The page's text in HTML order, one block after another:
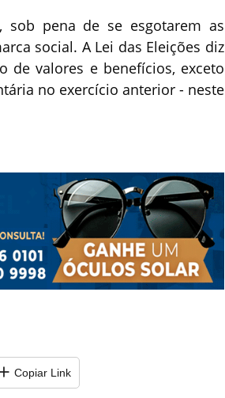
sob pena de se esgotarem as
social. A Lei das Eleições diz
de valores e benefícios, exceto
no exercício anterior - neste
Copiar Link